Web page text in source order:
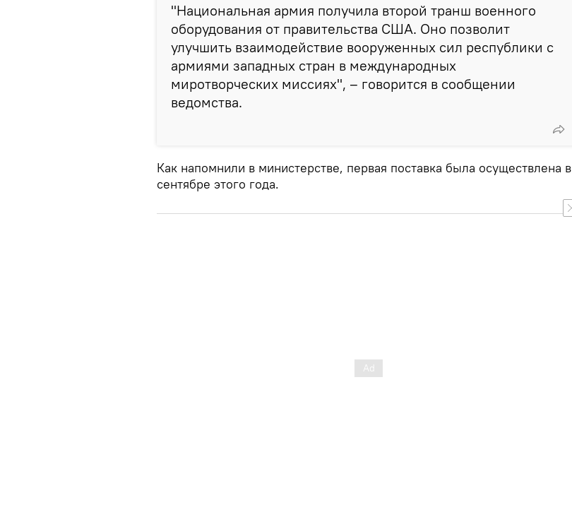
"Национальная армия получила второй транш военного
оборудования от правительства США. Оно позволит
улучшить взаимодействие вооруженных сил республики с
армиями западных стран в международных
миротворческих миссиях", – говорится в сообщении
ведомства.
Как напомнили в министерстве, первая поставка была осуществлена в
сентябре этого года.